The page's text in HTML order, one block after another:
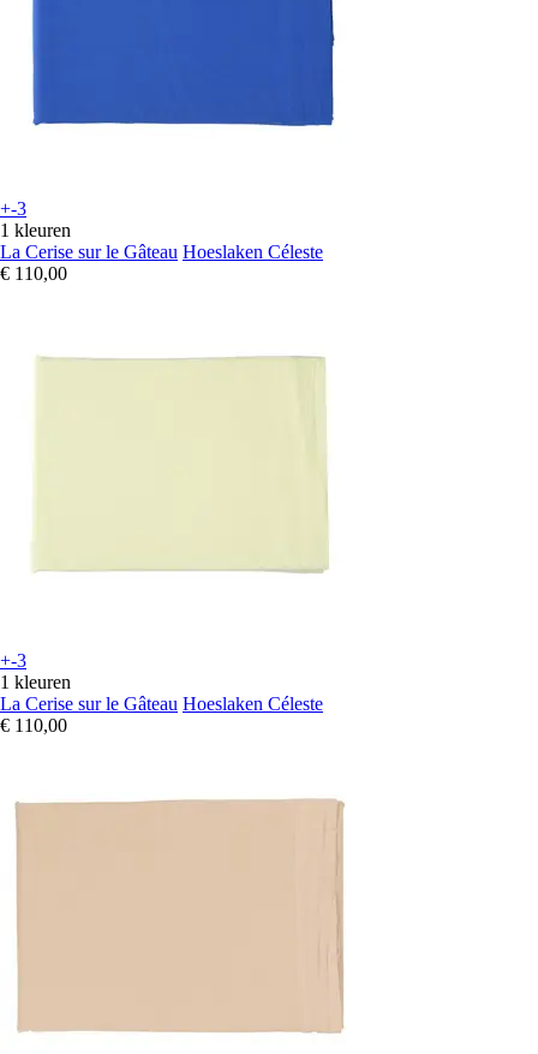
+-3
1 kleuren
La Cerise sur le Gâteau Hoeslaken Céleste
€ 110,00
+-3
1 kleuren
La Cerise sur le Gâteau Hoeslaken Céleste
€ 110,00